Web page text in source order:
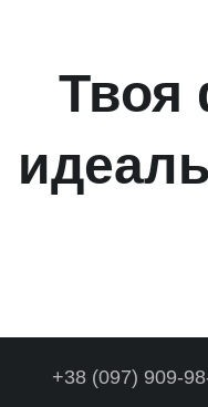
Твоя
+38 (097) 909-